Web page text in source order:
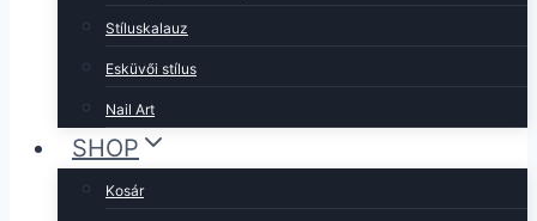
Stíluskalauz
Esküvői stílus
Nail Art
SHOP
Kosár